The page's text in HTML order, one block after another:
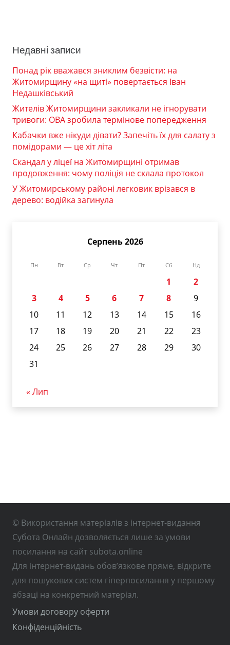
Недавні записи
Понад рік вважався зниклим безвісти: на
Житомирщину «на щиті» повертається Іван
Недашківський
Жителів Житомирщини закликали не ігнорувати
тривоги: ОВА зробила термінове попередження
Кабачки вже нікуди дівати? Запечіть їх для салату з
помідорами — це хіт літа
Скандал у ліцеї на Житомирщині отримав
продовження: чому поліція не склала протокол
У Житомирському районі легковик врізався в
дерево: водійка загинула
Серпень 2026
Пн Вт Ср Чт Пт Сб Нд
1
2
3
4 5 6 7 8
9
10
11 12 13 14 15
16
17
18 19 20 21 22
23
24
25 26 27 28 29
30
31
« Лип
© Використання матеріалів з інтернет-видання
Субота Онлайн дозволяється лише за умови
посилання на сайт subota.online
Для інтернет-видань обов’язкове пряме, відкрите
для пошукових систем гіперпосилання у першому
абзаці на конкретний матеріал.
Умови договору оферти
Конфіденційність